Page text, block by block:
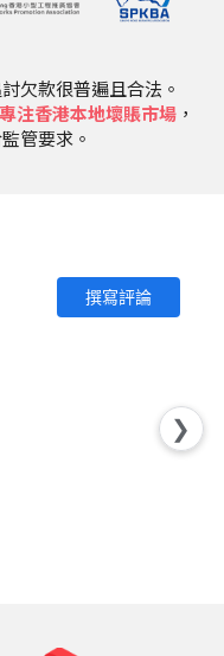
欠款很普遍且合法。
專注香港本地壞賬市場 ，
管要求。
撰寫評論
❯